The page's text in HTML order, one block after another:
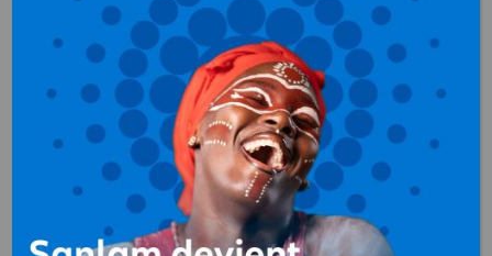
Agent de marques
Alarme, matériel
de sécurité
Article de Pêche et
de Chasse
Automobiles
(accessoires,